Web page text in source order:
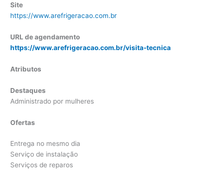
Site
https://www.arefrigeracao.com.br
URL de agendamento
https://www.arefrigeracao.com.br/visita-tecnica
Atributos
Destaques
Administrado por mulheres
Ofertas
Entrega no mesmo dia
Serviço de instalação
Serviços de reparos